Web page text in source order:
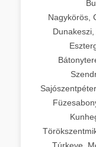
Nagykörös,